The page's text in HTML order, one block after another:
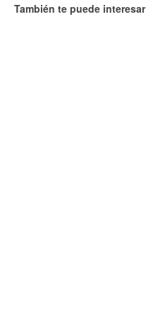
También te puede interesar